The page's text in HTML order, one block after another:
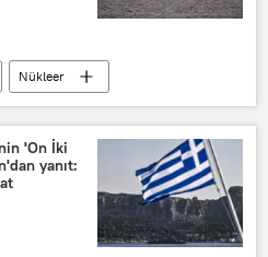
Nükleer
savaş
'On İki
yanıt: